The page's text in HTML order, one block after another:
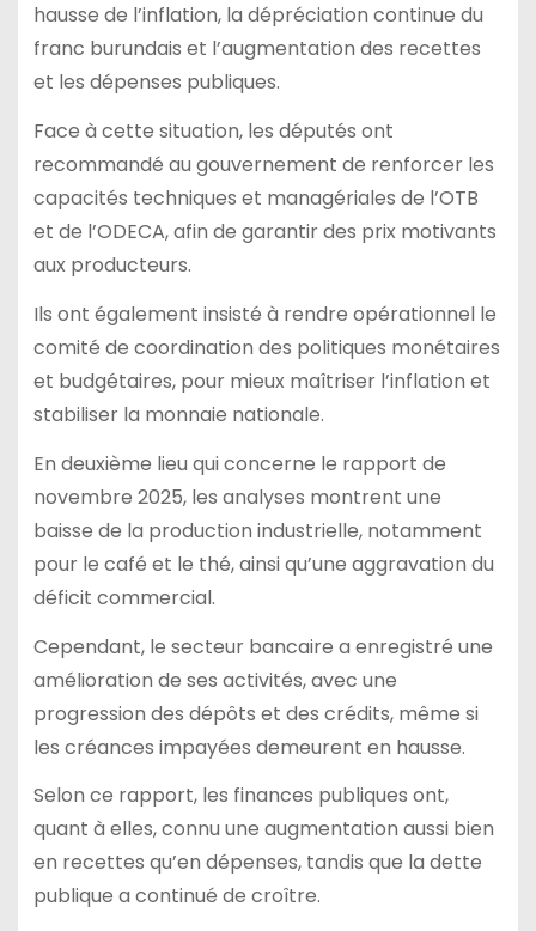
hausse de l’inflation, la dépréciation continue du
franc burundais et l’augmentation des recettes
et les dépenses publiques.
Face à cette situation, les députés ont
recommandé au gouvernement de renforcer les
capacités techniques et managériales de l’OTB
et de l’ODECA, afin de garantir des prix motivants
aux producteurs.
Ils ont également insisté à rendre opérationnel le
comité de coordination des politiques monétaires
et budgétaires, pour mieux maîtriser l’inflation et
stabiliser la monnaie nationale.
En deuxième lieu qui concerne le rapport de
novembre 2025, les analyses montrent une
baisse de la production industrielle, notamment
pour le café et le thé, ainsi qu’une aggravation du
déficit commercial.
Cependant, le secteur bancaire a enregistré une
amélioration de ses activités, avec une
progression des dépôts et des crédits, même si
les créances impayées demeurent en hausse.
Selon ce rapport, les finances publiques ont,
quant à elles, connu une augmentation aussi bien
en recettes qu’en dépenses, tandis que la dette
publique a continué de croître.